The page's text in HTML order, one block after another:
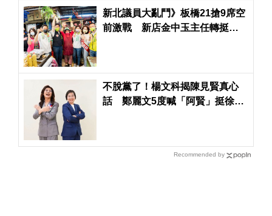
新北議員大亂鬥》板橋21搶9席空
前激戰 新店金中玉主任轉挺民
不脫黨了！楊文科揭陳見賢真心
話 鄭麗文5度喊「阿賢」挺徐欣
Recommended by